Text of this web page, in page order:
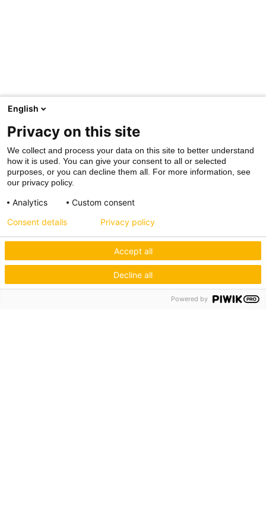
English
Privacy on this site
We collect and process your data on this site to better understand
how it is used. You can give your consent to all or selected
purposes, or you can decline them all. For more information, see
our privacy policy.
Analytics Custom consent
Accept all
Decline all
Consent details Privacy policy
Powered by